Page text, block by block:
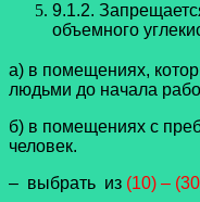
9.1.2.
объемного
а) в помещениях,
людьми до начала
б) в помещениях с
человек.
– выбрать из (10) –